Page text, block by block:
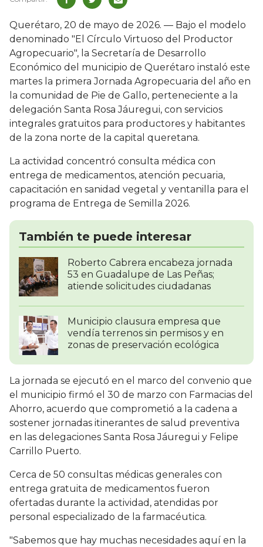
Querétaro, 20 de mayo de 2026. — Bajo el modelo
denominado "El Círculo Virtuoso del Productor
Agropecuario", la Secretaría de Desarrollo
Económico del municipio de Querétaro instaló este
martes la primera Jornada Agropecuaria del año en
la comunidad de Pie de Gallo, perteneciente a la
delegación Santa Rosa Jáuregui, con servicios
integrales gratuitos para productores y habitantes
de la zona norte de la capital queretana.
La actividad concentró consulta médica con
entrega de medicamentos, atención pecuaria,
capacitación en sanidad vegetal y ventanilla para el
programa de Entrega de Semilla 2026.
También te puede interesar
Roberto Cabrera encabeza jornada
53 en Guadalupe de Las Peñas;
atiende solicitudes ciudadanas
Municipio clausura empresa que
vendía terrenos sin permisos y en
zonas de preservación ecológica
La jornada se ejecutó en el marco del convenio que
el municipio firmó el 30 de marzo con Farmacias del
Ahorro, acuerdo que comprometió a la cadena a
sostener jornadas itinerantes de salud preventiva
en las delegaciones Santa Rosa Jáuregui y Felipe
Carrillo Puerto.
Cerca de 50 consultas médicas generales con
entrega gratuita de medicamentos fueron
ofertadas durante la actividad, atendidas por
personal especializado de la farmacéutica.
"Sabemos que hay muchas necesidades aquí en la